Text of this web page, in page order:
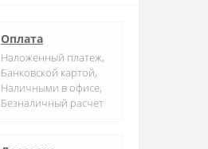
Оплата
Наложенный платеж,
Банковской картой,
Наличными в офисе,
Безналичный расчет